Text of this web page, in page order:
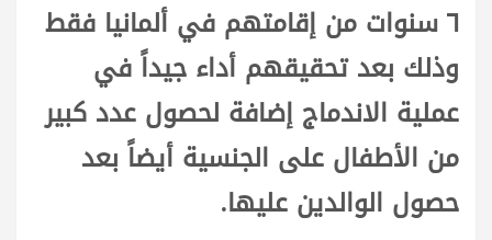
٦ سنوات من إقامتهم في ألمانيا فقط
وذلك بعد تحقيقهم أداء جيداً في
عملية الاندماج إضافة لحصول عدد كبير
من الأطفال على الجنسية أيضاً بعد
حصول الوالدين عليها.